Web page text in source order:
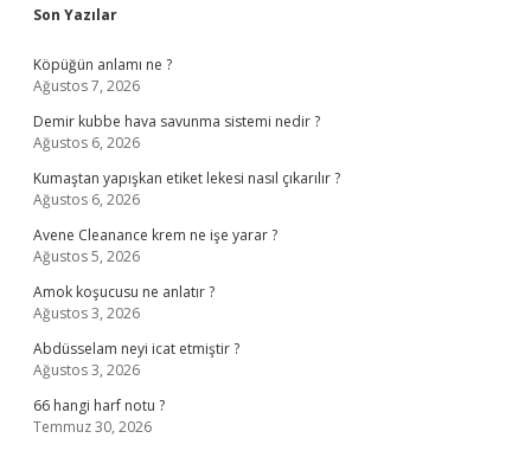
Sidebar
Son Yazılar
Köpüğün anlamı ne ?
Ağustos 7, 2026
Demir kubbe hava savunma sistemi nedir ?
Ağustos 6, 2026
Kumaştan yapışkan etiket lekesi nasıl çıkarılır ?
Ağustos 6, 2026
Avene Cleanance krem ne işe yarar ?
Ağustos 5, 2026
Amok koşucusu ne anlatır ?
Ağustos 3, 2026
Abdüsselam neyi icat etmiştir ?
Ağustos 3, 2026
66 hangi harf notu ?
Temmuz 30, 2026